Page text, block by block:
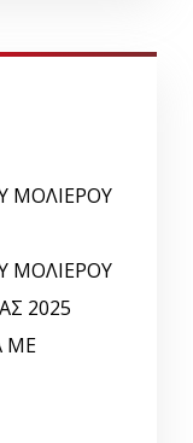
ΜΟΛΙΕΡΟΥ
ΜΟΛΙΕΡΟΥ
2025
ΜΕ